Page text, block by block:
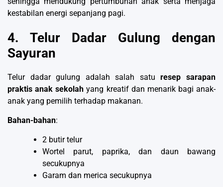
kestabilan energi sepanjang pagi.
4. Telur Dadar Gulung dengan
Sayuran
Telur dadar gulung adalah salah saturesep sarapan
praktis anak sekolah yang kreatif dan menarik bagi anak-
anak yang pemilih terhadap makanan.
Bahan-bahan:
2 butir telur
Wortel parut, paprika, dan daun bawang
secukupnya
Garam dan merica secukupnya